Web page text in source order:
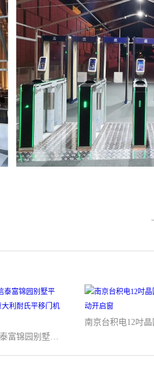
扬州中信泰富锦园别墅平移门采用意大利耐氏平移门机RB400